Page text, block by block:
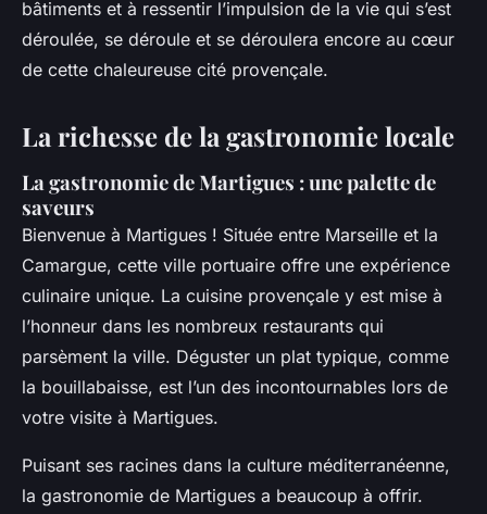
bâtiments et à ressentir l’impulsion de la vie qui s’est
déroulée, se déroule et se déroulera encore au cœur
de cette chaleureuse cité provençale.
La richesse de la gastronomie locale
La gastronomie de Martigues : une palette de
saveurs
Bienvenue à Martigues ! Située entre Marseille et la
Camargue, cette ville portuaire offre une expérience
culinaire unique. La cuisine provençale y est mise à
l’honneur dans les nombreux restaurants qui
parsèment la ville. Déguster un plat typique, comme
la bouillabaisse, est l’un des incontournables lors de
votre visite à Martigues.
Puisant ses racines dans la culture méditerranéenne,
la gastronomie de Martigues a beaucoup à offrir.